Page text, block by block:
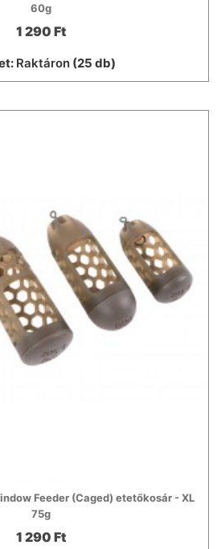
60g
1 290 Ft
Raktáron(25 db)
Feeder (Caged) etetőkosár - XL
75g
1 290 Ft